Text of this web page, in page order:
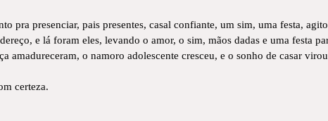
pra presenciar, pais presentes, casal confiante, um sim, uma festa,
e lá foram eles, levando o amor, o sim, mãos dadas e uma festa
amadureceram, o namoro adolescente cresceu, e o sonho de casar
certeza.